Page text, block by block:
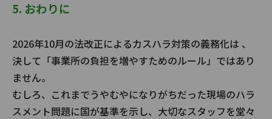
5. おわりに
2026年10月の法改正によるカスハラ対策の義務化は 、
決して「事業所の負担を増やすためのルール」ではあり
ません。
むしろ、これまでうやむやになりがちだった現場のハラ
スメント問題に国が基準を示し、大切なスタッフを堂々